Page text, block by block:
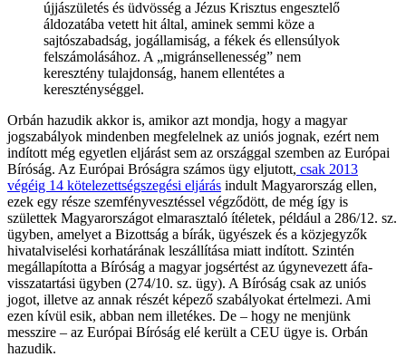
újjászületés és üdvösség a Jézus Krisztus engesztelő
áldozatába vetett hit által, aminek semmi köze a
sajtószabadság, jogállamiság, a fékek és ellensúlyok
felszámolásához. A „migránsellenesség” nem
keresztény tulajdonság, hanem ellentétes a
kereszténységgel.
Orbán hazudik akkor is, amikor azt mondja, hogy a magyar
jogszabályok mindenben megfelelnek az uniós jognak, ezért nem
indított még egyetlen eljárást sem az országgal szemben az Európai
Bíróság. Az Európai Bróságra számos ügy eljutott, csak 2013
végéig 14 kötelezettségszegési eljárás indult Magyarország ellen,
ezek egy része szemfényvesztéssel végződött, de még így is
születtek Magyarországot elmarasztaló ítéletek, például a 286/12. sz.
ügyben, amelyet a Bizottság a bírák, ügyészek és a közjegyzők
hivatalviselési korhatárának leszállítása miatt indított. Szintén
megállapította a Bíróság a magyar jogsértést az úgynevezett áfa-
visszatartási ügyben (274/10. sz. ügy). A Bíróság csak az uniós
jogot, illetve az annak részét képező szabályokat értelmezi. Ami
ezen kívül esik, abban nem illetékes. De – hogy ne menjünk
messzire – az Európai Bíróság elé került a CEU ügye is. Orbán
hazudik.